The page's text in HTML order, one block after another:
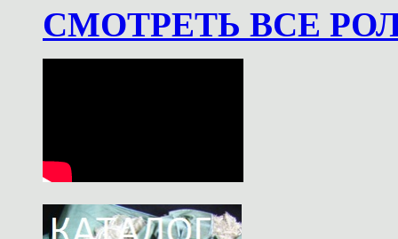
СМОТРЕТЬ ВСЕ